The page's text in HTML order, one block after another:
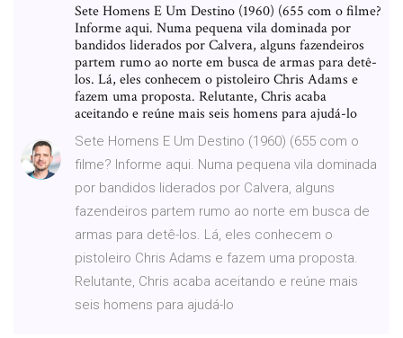
Sete Homens E Um Destino (1960) (655 com o filme?
Informe aqui. Numa pequena vila dominada por
bandidos liderados por Calvera, alguns fazendeiros
partem rumo ao norte em busca de armas para detê-
los. Lá, eles conhecem o pistoleiro Chris Adams e
fazem uma proposta. Relutante, Chris acaba
aceitando e reúne mais seis homens para ajudá-lo
Sete Homens E Um Destino (1960) (655 com o
filme? Informe aqui. Numa pequena vila dominada
por bandidos liderados por Calvera, alguns
fazendeiros partem rumo ao norte em busca de
armas para detê-los. Lá, eles conhecem o
pistoleiro Chris Adams e fazem uma proposta.
Relutante, Chris acaba aceitando e reúne mais
seis homens para ajudá-lo